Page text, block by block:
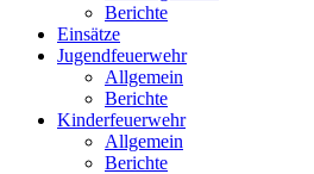
Berichte
Einsätze
Jugend­feuerwehr
Allgemein
Berichte
Kinder­feuerwehr
Allgemein
Berichte